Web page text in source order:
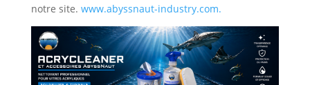
notre site. www.abyssnaut-industry.com.